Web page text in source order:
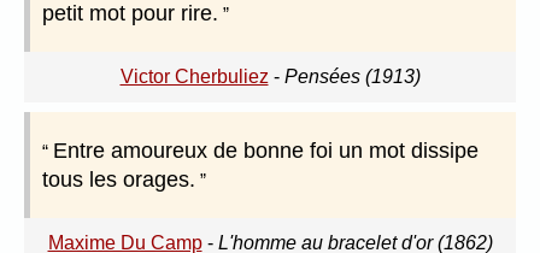
petit mot pour rire.
Victor Cherbuliez - Pensées (1913)
Entre amoureux de bonne foi un mot dissipe
tous les orages.
Maxime Du Camp- L'homme au bracelet d'or (1862)